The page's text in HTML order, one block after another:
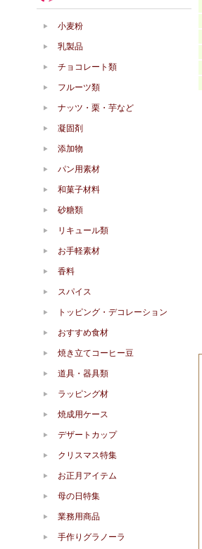
小麦粉
乳製品
チョコレート類
フルーツ類
ナッツ・栗・芋など
凝固剤
添加物
パン用素材
和菓子材料
砂糖類
リキュール類
お手軽素材
香料
スパイス
トッピング・デコレーション
おすすめ食材
焼き立てコーヒー豆
道具・器具類
ラッピング材
焼成用ケース
デザートカップ
クリスマス特集
お正月アイテム
母の日特集
業務用商品
手作りグラノーラ